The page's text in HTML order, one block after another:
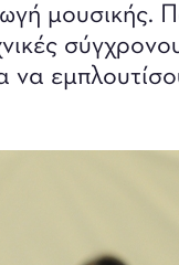
μουσικής.